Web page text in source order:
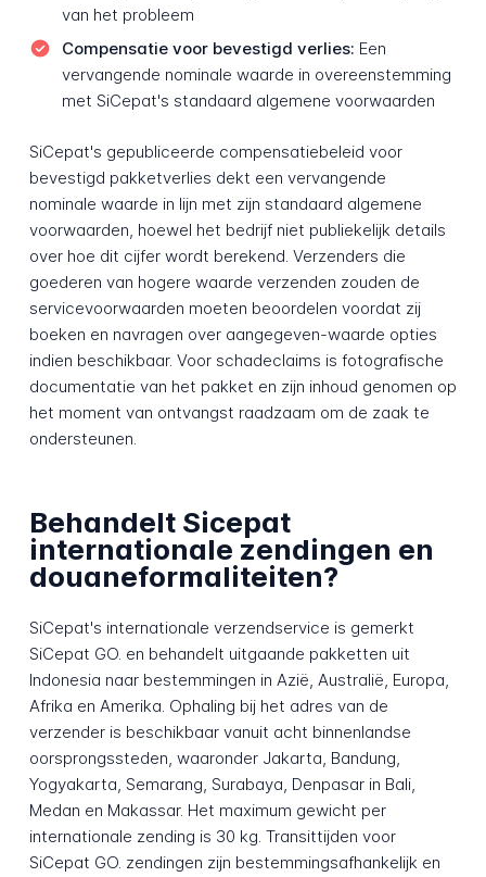
van het probleem
Compensatie voor bevestigd verlies: Een
vervangende nominale waarde in overeenstemming
met SiCepat's standaard algemene voorwaarden
SiCepat's gepubliceerde compensatiebeleid voor
bevestigd pakketverlies dekt een vervangende
nominale waarde in lijn met zijn standaard algemene
voorwaarden, hoewel het bedrijf niet publiekelijk details
over hoe dit cijfer wordt berekend. Verzenders die
goederen van hogere waarde verzenden zouden de
servicevoorwaarden moeten beoordelen voordat zij
boeken en navragen over aangegeven-waarde opties
indien beschikbaar. Voor schadeclaims is fotografische
documentatie van het pakket en zijn inhoud genomen op
het moment van ontvangst raadzaam om de zaak te
ondersteunen.
Behandelt Sicepat
internationale zendingen en
douaneformaliteiten?
SiCepat's internationale verzendservice is gemerkt
SiCepat GO. en behandelt uitgaande pakketten uit
Indonesia naar bestemmingen in Azië, Australië, Europa,
Afrika en Amerika. Ophaling bij het adres van de
verzender is beschikbaar vanuit acht binnenlandse
oorsprongssteden, waaronder Jakarta, Bandung,
Yogyakarta, Semarang, Surabaya, Denpasar in Bali,
Medan en Makassar. Het maximum gewicht per
internationale zending is 30 kg. Transittijden voor
SiCepat GO. zendingen zijn bestemmingsafhankelijk en